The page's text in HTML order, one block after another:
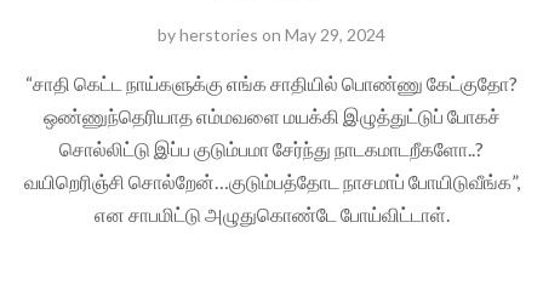
byherstories on May 29, 2024
“சாதி கெட்ட நாய்களுக்கு எங்க சாதியில் பொண்ணு கேட்குதோ?
ஒண்ணுந்தெரியாத எம்மவளை மயக்கி இழுத்துட்டுப் போகச்
சொல்லிட்டு இப்ப குடும்பமா சேர்ந்து நாடகமாடறீகளோ..?
வயிறெரிஞ்சி சொல்றேன்…குடும்பத்தோட நாசமாப் போயிடுவீங்க”,
என சாபமிட்டு அழுதுகொண்டே போய்விட்டாள்.